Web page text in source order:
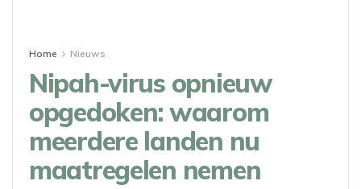
Home Nieuws
Nipah-virus opnieuw
opgedoken: waarom
meerdere landen nu
maatregelen nemen